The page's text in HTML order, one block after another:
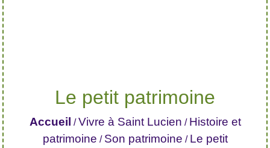
Le petit patrimoine
Accueil /Vivre à Saint Lucien / Histoire et
patrimoine / Son patrimoine / Le petit